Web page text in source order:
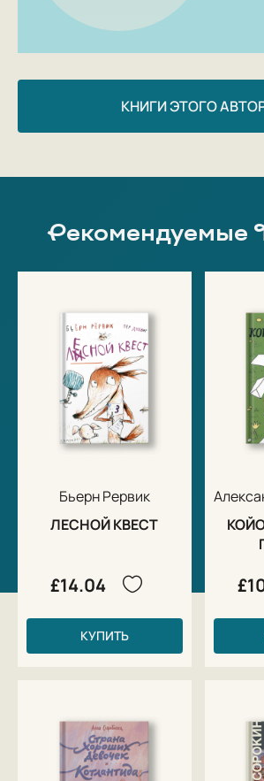
Иллюстрации Пера Дюбвига в
искромётной словесной игрой
хохотать до колик;
Рекомендовано детям и
ЦИТАТЫ ИЗ КНИГИ:
— Это ещё зачем? — строго спросил
заподозрив подвох.
— Для маскировки, чтобы дундук
объяснил Лис. »
Наутро Лис принялся
— Ты вроде как датчанин, и у тебя
— Дачанин? Значит, у меня будет
— Какая дача?! Ты будешь дат-ча-
— А-а… Ну тоже хорошо. Буду
КНИГИ ЭТОГО
Рекомендуемые
Бьерн Рервик
ЛЕСНОЙ КВЕСТ
£14.04
КУПИТЬ